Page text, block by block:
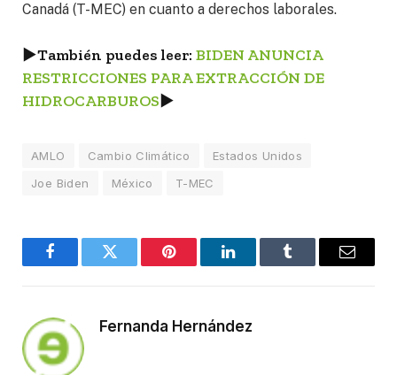
Canadá (T-MEC) en cuanto a derechos laborales.
►También puedes leer: BIDEN ANUNCIA
RESTRICCIONES PARA EXTRACCIÓN DE
HIDROCARBUROS►
AMLO Cambio Climático
Estados Unidos
Joe Biden
México T-MEC
FacebookTwitter Pinterest LinkedInTumblr Email
Fernanda Hernández